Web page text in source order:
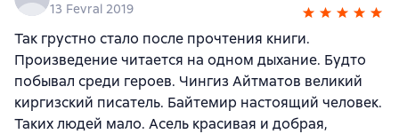
13 Fevral 2019
Так грустно стало после прочтения книги.
Произведение читается на одном дыхание. Будто
побывал среди героев. Чингиз Айтматов великий
киргизский писатель. Байтемир настоящий человек.
Таких людей мало. Асель красивая и добрая,